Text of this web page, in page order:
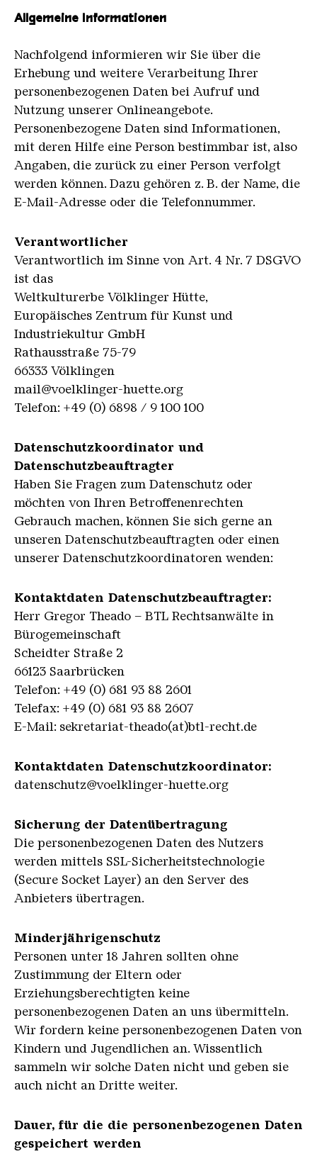
Allgemeine Informationen
Nachfolgend informieren wir Sie über die
Erhebung und weitere Verarbeitung Ihrer
personenbezogenen Daten bei Aufruf und
Nutzung unserer Onlineangebote.
Personenbezogene Daten sind Informationen,
mit deren Hilfe eine Person bestimmbar ist, also
Angaben, die zurück zu einer Person verfolgt
werden können. Dazu gehören z. B. der Name, die
E-Mail-Adresse oder die Telefonnummer.
Verantwortlicher
Verantwortlich im Sinne von Art. 4 Nr. 7 DSGVO
ist das
Weltkulturerbe Völklinger Hütte,
Europäisches Zentrum für Kunst und
Industriekultur GmbH
Rathausstraße 75-79
66333 Völklingen
mail@voelklinger-huette.org
Telefon: +49 (0) 6898 / 9 100 100
Datenschutzkoordinator und
Datenschutzbeauftragter
Haben Sie Fragen zum Datenschutz oder
möchten von Ihren Betroffenenrechten
Gebrauch machen, können Sie sich gerne an
unseren Datenschutzbeauftragten oder einen
unserer Datenschutzkoordinatoren wenden:
Kontaktdaten Datenschutzbeauftragter:
Herr Gregor Theado – BTL Rechtsanwälte in
Bürogemeinschaft
Scheidter Straße 2
66123 Saarbrücken
Telefon: +49 (0) 681 93 88 2601
Telefax: +49 (0) 681 93 88 2607
E-Mail: sekretariat-theado(at)btl-recht.de
Kontaktdaten Datenschutzkoordinator:
datenschutz@voelklinger-huette.org
Sicherung der Datenübertragung
Die personenbezogenen Daten des Nutzers
werden mittels SSL-Sicherheitstechnologie
(Secure Socket Layer) an den Server des
Anbieters übertragen.
Minderjährigenschutz
Personen unter 18 Jahren sollten ohne
Zustimmung der Eltern oder
Erziehungsberechtigten keine
personenbezogenen Daten an uns übermitteln.
Wir fordern keine personenbezogenen Daten von
Kindern und Jugendlichen an. Wissentlich
sammeln wir solche Daten nicht und geben sie
auch nicht an Dritte weiter.
Dauer, für die die personenbezogenen Daten
gespeichert werden